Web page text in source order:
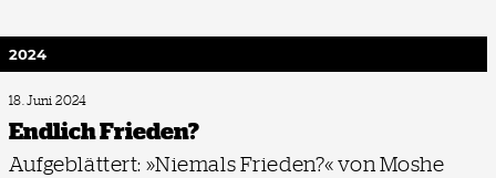
2024
18. Juni 2024
Endlich Frieden?
Aufgeblättert: »Niemals Frieden?« von Moshe